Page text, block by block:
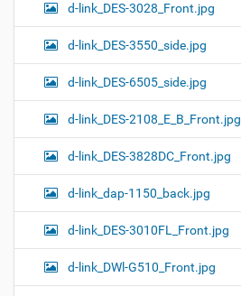
d-link_DES-3028_Front.jpg
d-link_DES-3550_side.jpg
d-link_DES-6505_side.jpg
d-link_DES-2108_E_B_Front.jpg
d-link_DES-3828DC_Front.jpg
d-link_dap-1150_back.jpg
d-link_DES-3010FL_Front.jpg
d-link_DWl-G510_Front.jpg